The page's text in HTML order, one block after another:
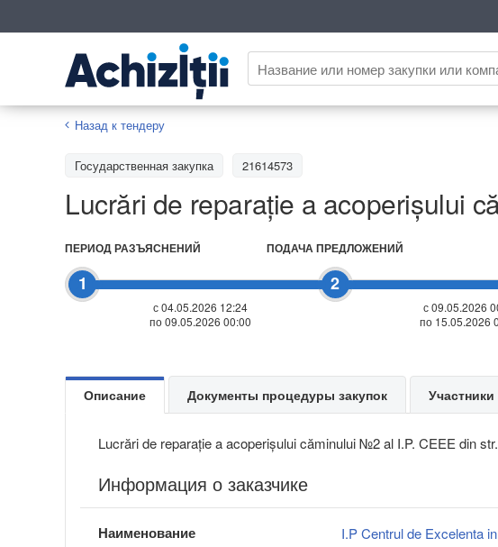
Назад к тендеру
Государственная закупка 21614573
Lucrări de reparație a acoperișului
1
ПЕРИОД РАЗЪЯСНЕНИЙ
с 04.05.2026 12:24
по 09.05.2026 00:00
2
ПОДАЧА ПРЕДЛОЖЕНИЙ
с 09.05.2026
по 15.05.2026
Описание Документы процедуры закупок
Lucrări de reparație a acoperișului căminului №2 al I.P. CEEE din
Информация о заказчике
Наименование I.P Centrul de Excelenta